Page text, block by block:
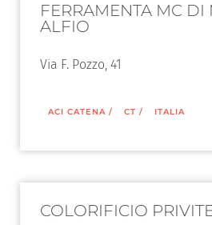
FERRAMENTA MC DI
ALFIO
Via F. Pozzo, 41
ACI CATENA / CT / ITALIA
COLORIFICIO